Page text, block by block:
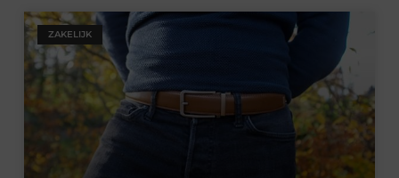
ZAKELIJK